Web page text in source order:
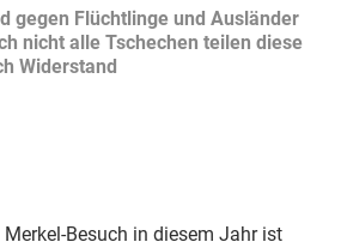
gegen Flüchtlinge und Ausländer
nicht alle Tschechen teilen diese
Widerstand
Besuch in diesem Jahr ist